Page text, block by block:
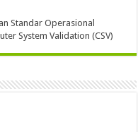
Standar Operasional
System Validation (CSV)